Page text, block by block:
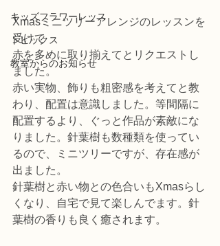
キッズフラワーレッス
トピックス
教室からのお知らせ
Xmasミニツリーアレンジのレッスンを
受けて
赤を多めに取り揃えてとリクエストし
ました。
赤い実物、飾りも粗密感を考えてと教
わり、配置は意識しました。等間隔に
配置するより、ぐっと作品が素敵にな
りました。針葉樹も数種類を使ってい
るので、ミニツリーですが、存在感が
出ました。
針葉樹と赤い物との色合いもXmasらし
くなり、自宅で見て楽しんでます。針
葉樹の香りも良く癒されます。